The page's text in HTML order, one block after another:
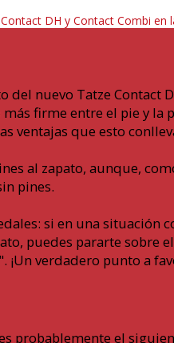
del nuevo Tatze Contact
firme entre el pie y la
ventajas que esto
al zapato, aunque,
pines.
si en una situación
puedes pararte sobre
verdadero punto a
probablemente el